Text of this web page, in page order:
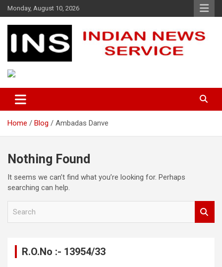
Skip
to
content
Monday, August 10, 2026
Indian News Service
Home Blog Ambadas Danve
Nothing Found
It seems we can’t find what you’re looking for. Perhaps
searching can help.
R.O.No :- 13954/33